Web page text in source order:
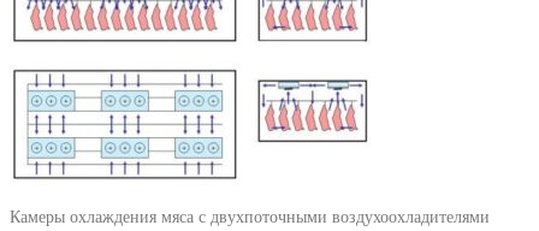
Камеры охлаждения мяса с двухпоточными воздухоохладителями